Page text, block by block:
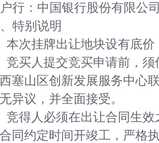
行：中国银行股份有限公
特别说明
本次挂牌出让地块设有底价
竞买人提交竞买申请前，
塞山区创新发展服务中心
异议，并全面接受。
竞得人必须在出让合同生效
同约定时间开竣工，严格